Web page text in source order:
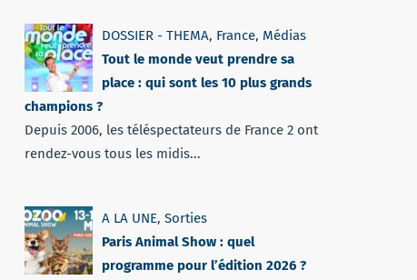
DOSSIER - THEMA, France, Médias
Tout le monde veut prendre sa
place : qui sont les 10 plus grands
champions ?
Depuis 2006, les téléspectateurs de France 2 ont
rendez-vous tous les midis...
A LA UNE, Sorties
Paris Animal Show : quel
programme pour l’édition 2026 ?